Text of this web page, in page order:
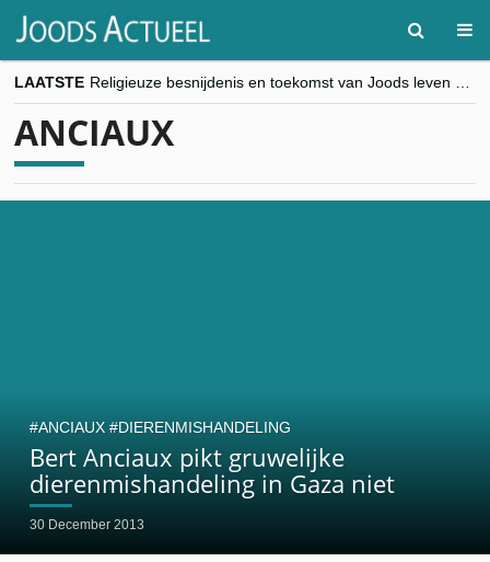
LAATSTE
“Besnijdenisdebat toont hoe moeilijk seculiere Westen minderheden begrijpt”, Jinnih Beels (Vooruit)
ANCIAUX
Bert Anciaux pikt gruwelijke
dierenmishandeling in Gaza niet
30 December 2013
ANCIAUX DIERENMISHANDELING